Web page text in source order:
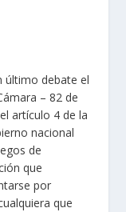
último debate el
– 82 de
artículo 4 de la
nacional
de
que
por
que